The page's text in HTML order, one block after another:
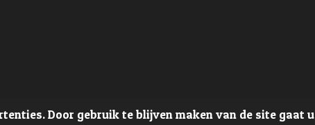
Door gebruik te blijven maken van de site gaat u